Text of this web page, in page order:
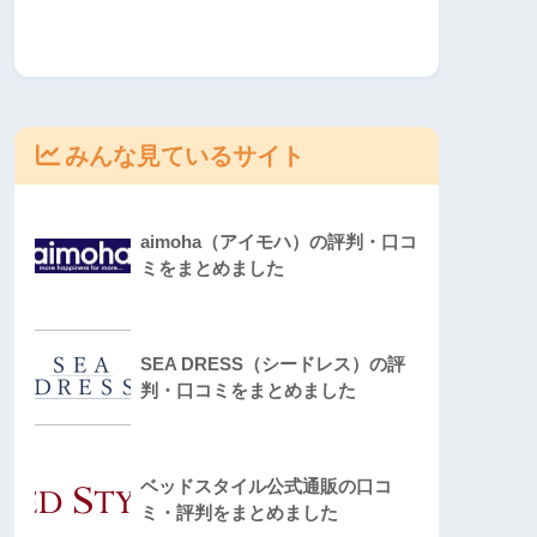
みんな見ているサイト
aimoha（アイモハ）の評判・口コ
ミをまとめました
SEA DRESS（シードレス）の評
判・口コミをまとめました
ベッドスタイル公式通販の口コ
ミ・評判をまとめました